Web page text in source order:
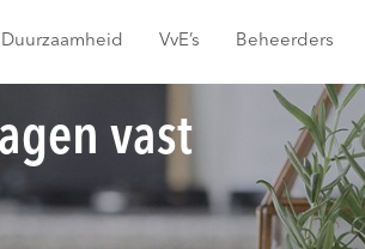
Duurzaamheid VvE’s Beheerders
vast